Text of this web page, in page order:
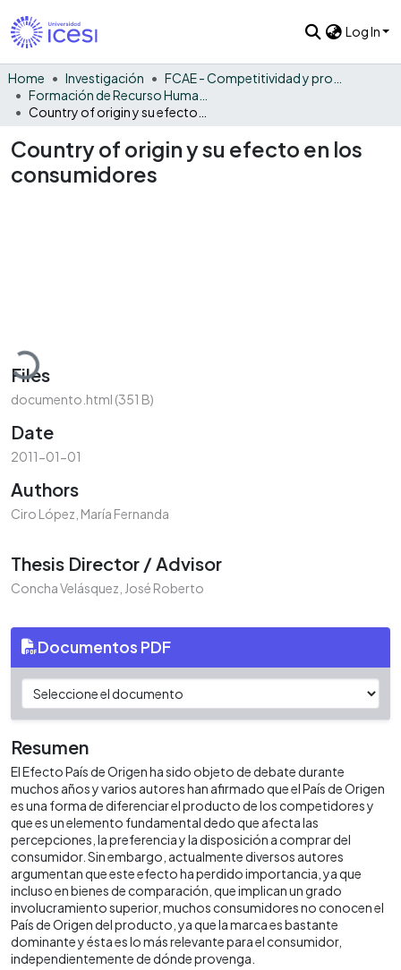
Log In
Home Investigación
Country of origin y su efecto en los
consumidores
Loading...
Files
documento.html (351 B)
Date
2011-01-01
Authors
Ciro López, María Fernanda
Thesis Director / Advisor
Concha Velásquez, José Roberto
Documentos PDF
Resumen
El Efecto País de Origen ha sido objeto de debate durante
muchos años y varios autores han afirmado que el País de Origen
es una forma de diferenciar el producto de los competidores y
que es un elemento fundamental dedo que afecta las
percepciones, la preferencia y la disposición a comprar del
consumidor. Sin embargo, actualmente diversos autores
argumentan que este efecto ha perdido importancia, ya que
incluso en bienes de comparación, que implican un grado
involucramiento superior, muchos consumidores no conocen el
País de Origen del producto, ya que la marca es bastante
dominante y ésta es lo más relevante para el consumidor,
independientemente de dónde provenga.